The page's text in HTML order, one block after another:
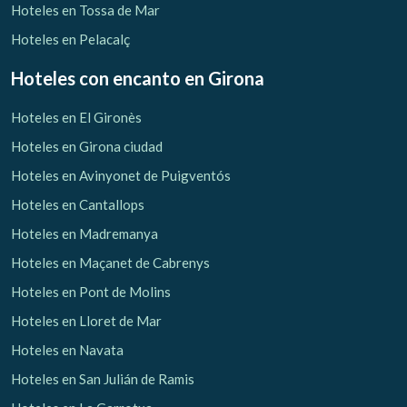
Hoteles en Tossa de Mar
Hoteles en Pelacalç
Hoteles con encanto en Girona
Hoteles en El Gironès
Hoteles en Girona ciudad
Hoteles en Avinyonet de Puigventós
Hoteles en Cantallops
Hoteles en Madremanya
Hoteles en Maçanet de Cabrenys
Hoteles en Pont de Molins
Hoteles en Lloret de Mar
Hoteles en Navata
Hoteles en San Julián de Ramis